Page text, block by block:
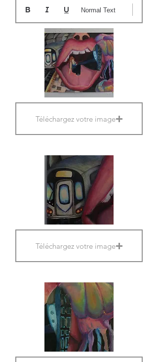
Normal Text
Téléchargez votre image
Téléchargez votre image